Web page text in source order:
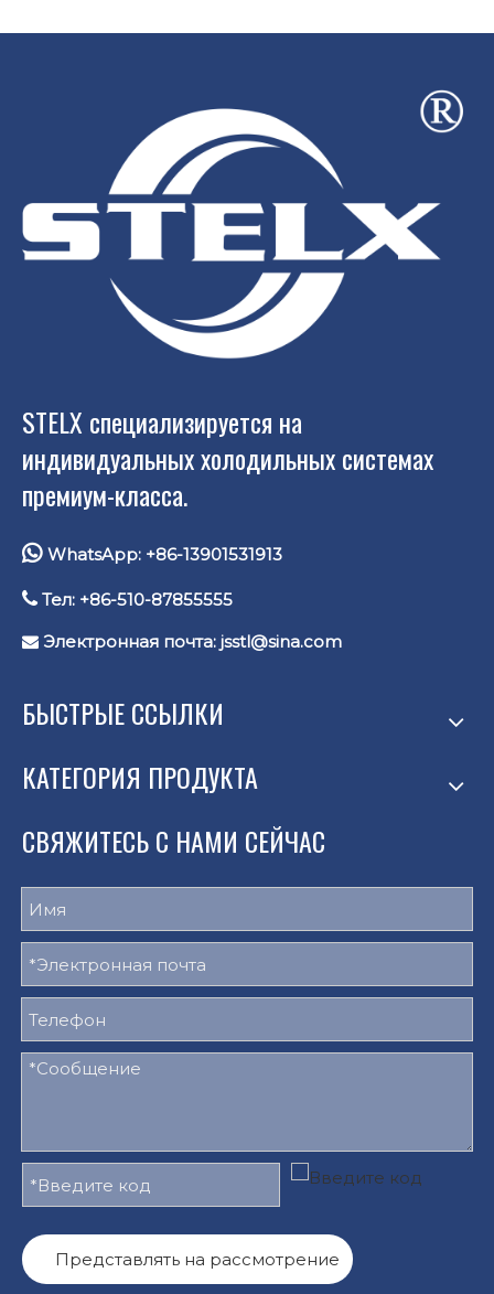
STELX специализируется на
индивидуальных холодильных системах
премиум-класса.
 WhatsApp: +86-13901531913
 Тел: +86-510-87855555
 Электронная почта: jsstl@sina.com
БЫСТРЫЕ ССЫЛКИ
КАТЕГОРИЯ ПРОДУКТА
СВЯЖИТЕСЬ С НАМИ СЕЙЧАС
Представлять на рассмотрение